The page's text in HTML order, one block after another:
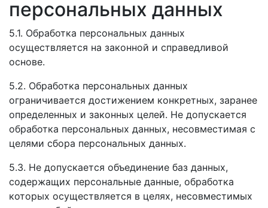
персональных данных
5.1. Обработка персональных данных
осуществляется на законной и справедливой
основе.
5.2. Обработка персональных данных
ограничивается достижением конкретных, заранее
определенных и законных целей. Не допускается
обработка персональных данных, несовместимая с
целями сбора персональных данных.
5.3. Не допускается объединение баз данных,
содержащих персональные данные, обработка
которых осуществляется в целях, несовместимых